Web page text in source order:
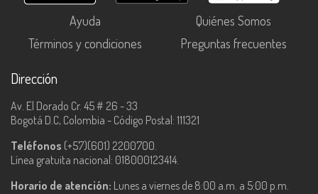
Ayuda
Quiénes Somos
Términos y condiciones
Preguntas frecuentes
Dirección
Av. El Dorado Cr. 45 # 26 - 33
Bogotá D.C, Colombia - Código Postal: 111321
Teléfonos (+57)(601) 2200700.
Línea gratuita nacional: 018000123414.
Horario de atención: Lunes a viernes de 8:00 a.m. a 5:00 p.m.